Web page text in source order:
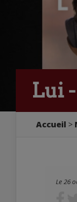
Lui
Accueil >
Le 26